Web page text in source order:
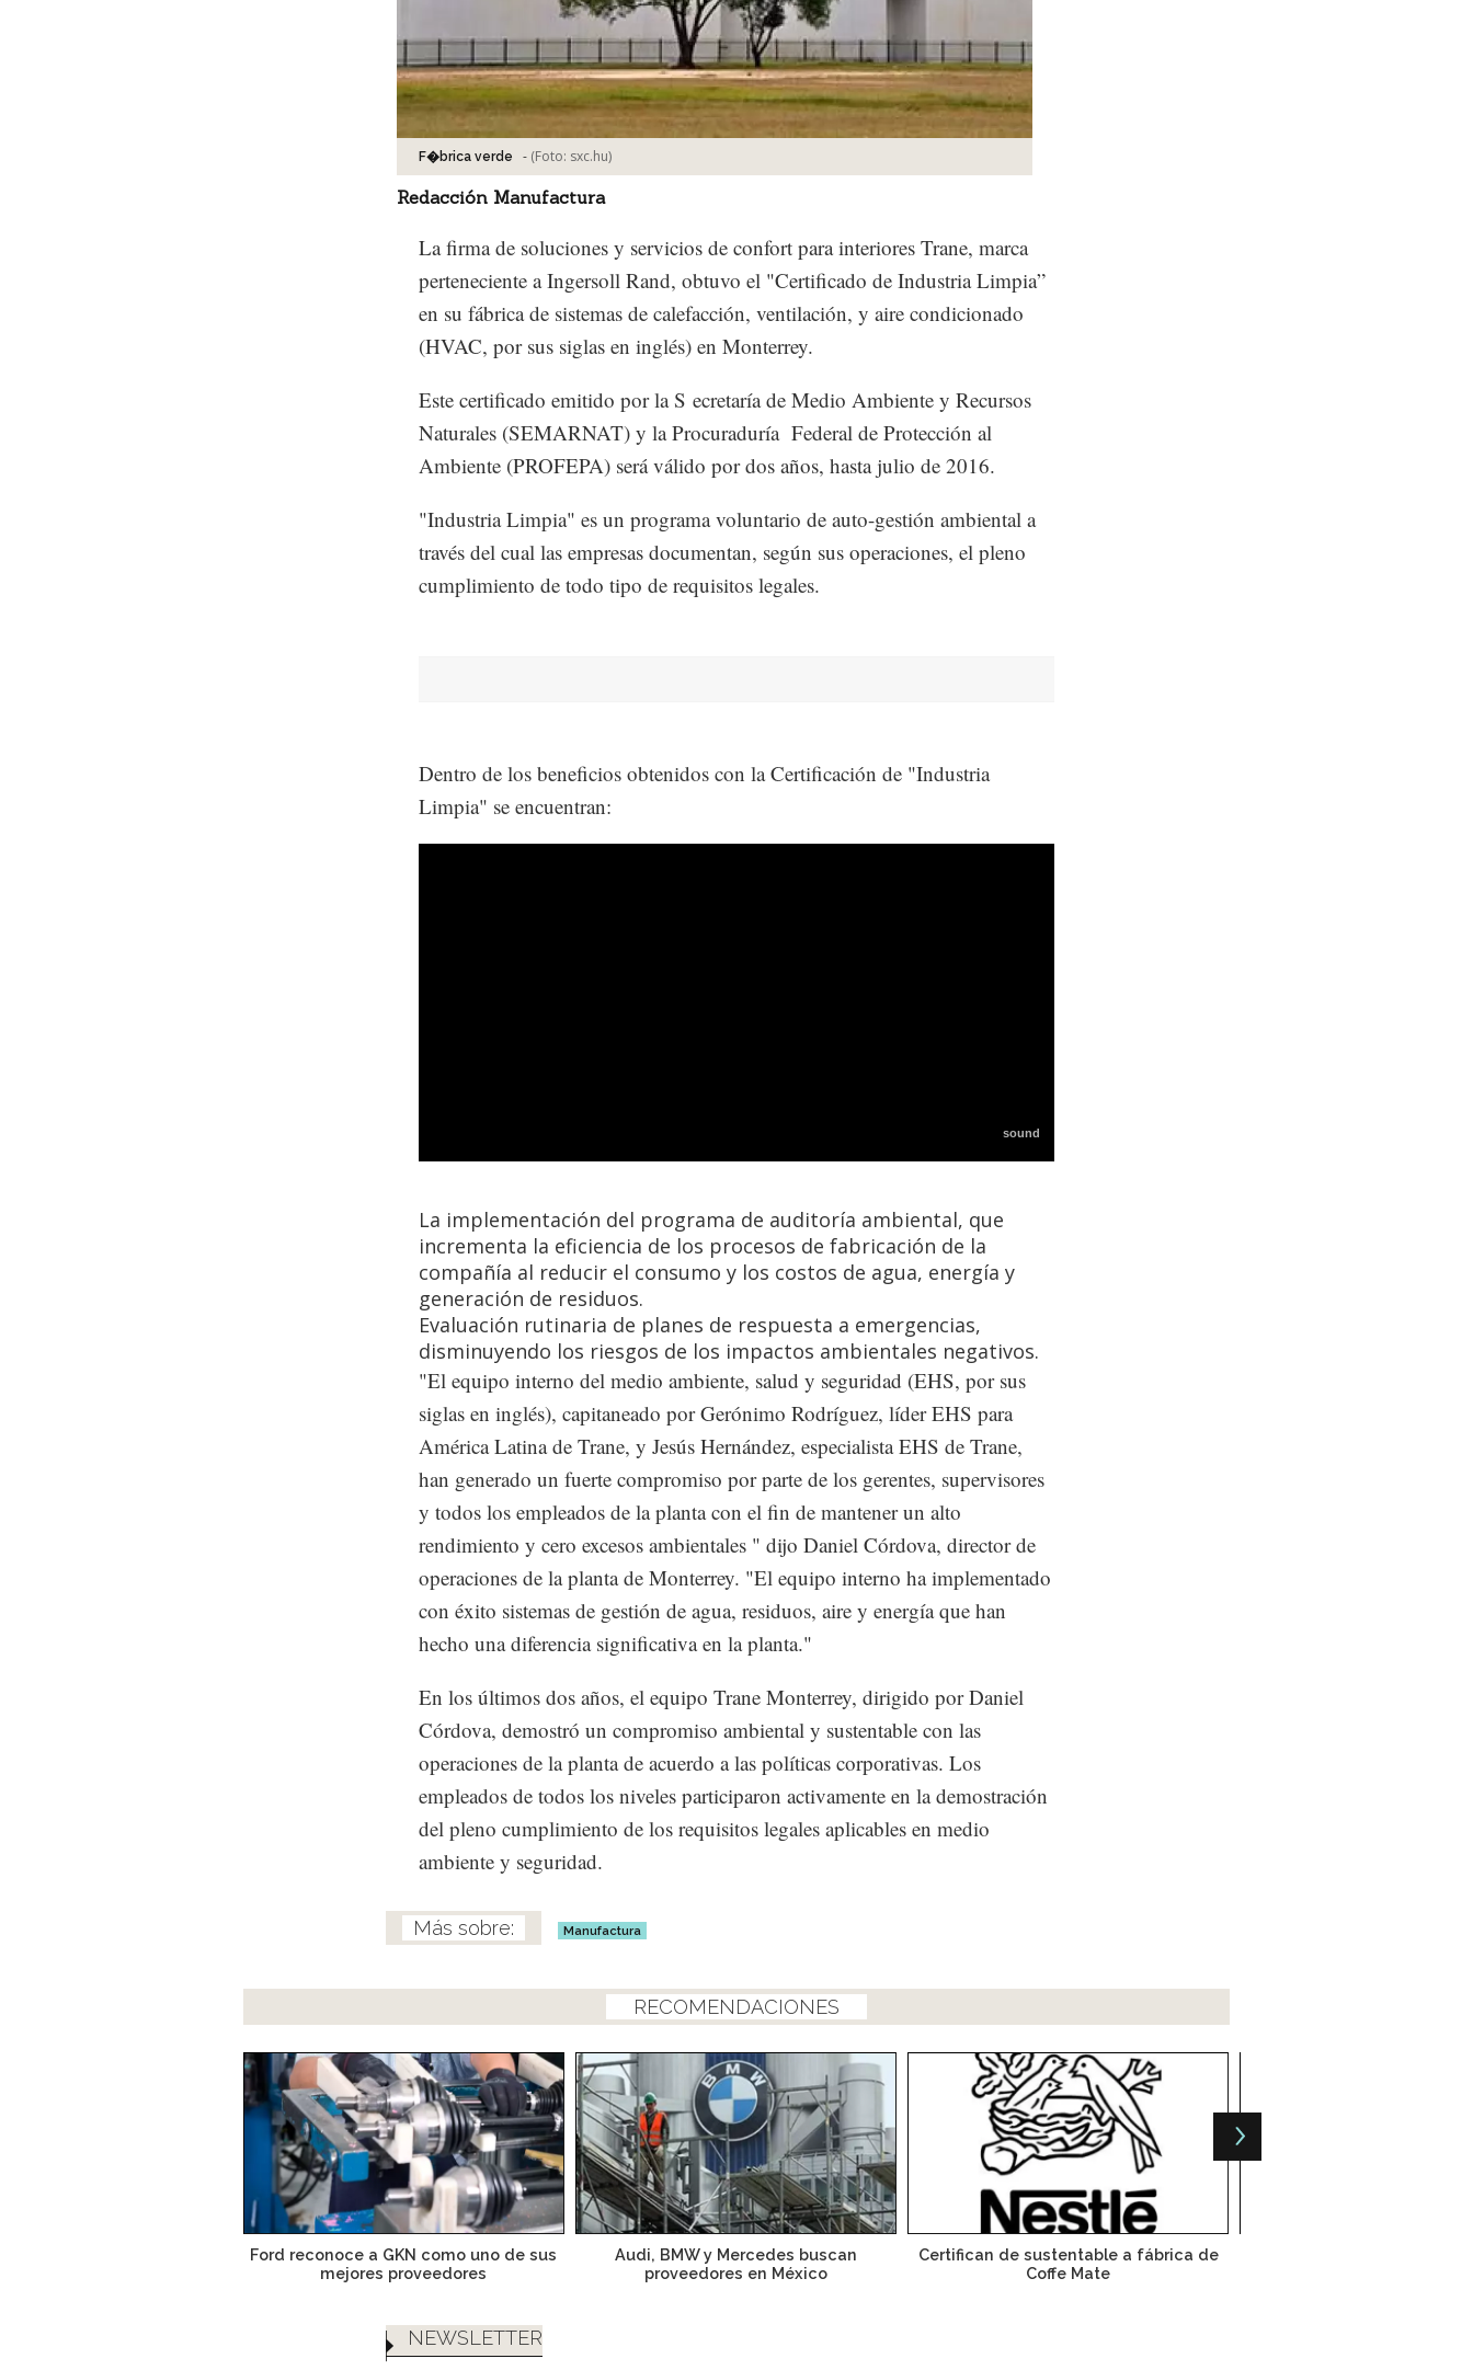
F�brica verde - (Foto: sxc.hu)
Redacción Manufactura
La firma de soluciones y servicios de confort para interiores Trane, marca
perteneciente a Ingersoll Rand, obtuvo el "Certificado de Industria Limpia”
en su fábrica de sistemas de calefacción, ventilación, y aire condicionado
(HVAC, por sus siglas en inglés) en Monterrey.
Este certificado emitido por la S ecretaría de Medio Ambiente y Recursos
Naturales (SEMARNAT) y la Procuraduría Federal de Protección al
Ambiente (PROFEPA) será válido por dos años, hasta julio de 2016.
"Industria Limpia" es un programa voluntario de auto-gestión ambiental a
través del cual las empresas documentan, según sus operaciones, el pleno
cumplimiento de todo tipo de requisitos legales.
Dentro de los beneficios obtenidos con la Certificación de "Industria
Limpia" se encuentran:
La implementación del programa de auditoría ambiental, que
incrementa la eficiencia de los procesos de fabricación de la
compañía al reducir el consumo y los costos de agua, energía y
generación de residuos.
Evaluación rutinaria de planes de respuesta a emergencias,
disminuyendo los riesgos de los impactos ambientales negativos.
"El equipo interno del medio ambiente, salud y seguridad (EHS, por sus
siglas en inglés), capitaneado por Gerónimo Rodríguez, líder EHS para
América Latina de Trane, y Jesús Hernández, especialista EHS de Trane,
han generado un fuerte compromiso por parte de los gerentes, supervisores
y todos los empleados de la planta con el fin de mantener un alto
rendimiento y cero excesos ambientales " dijo Daniel Córdova, director de
operaciones de la planta de Monterrey. "El equipo interno ha implementado
con éxito sistemas de gestión de agua, residuos, aire y energía que han
hecho una diferencia significativa en la planta."
En los últimos dos años, el equipo Trane Monterrey, dirigido por Daniel
Córdova, demostró un compromiso ambiental y sustentable con las
operaciones de la planta de acuerdo a las políticas corporativas. Los
empleados de todos los niveles participaron activamente en la demostración
del pleno cumplimiento de los requisitos legales aplicables en medio
ambiente y seguridad.
Manufactura
RECOMENDACIONES
Ford reconoce a GKN como uno de sus
mejores proveedores
Audi, BMW y Mercedes buscan
proveedores en México
Certifican de sustentable a fábrica de
Coffe Mate
NEWSLETTER